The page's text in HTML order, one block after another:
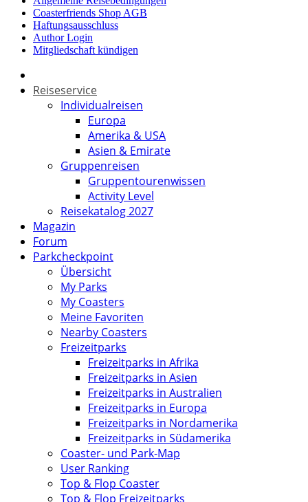
Coasterfriends Shop AGB
Haftungsausschluss
Author Login
Mitgliedschaft kündigen
Reiseservice
Individualreisen
Europa
Amerika & USA
Asien & Emirate
Gruppenreisen
Gruppentourenwissen
Activity Level
Reisekatalog 2027
Magazin
Forum
Parkcheckpoint
Übersicht
My Parks
My Coasters
Meine Favoriten
Nearby Coasters
Freizeitparks
Freizeitparks in Afrika
Freizeitparks in Asien
Freizeitparks in Australien
Freizeitparks in Europa
Freizeitparks in Nordamerika
Freizeitparks in Südamerika
Coaster- und Park-Map
User Ranking
Top & Flop Coaster
Top & Flop Freizeitparks